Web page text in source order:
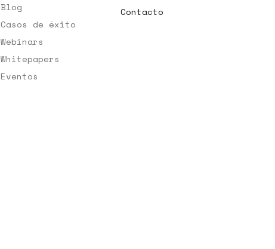
Blog
Casos de éxito
Webinars
Whitepapers
Eventos
Contacto